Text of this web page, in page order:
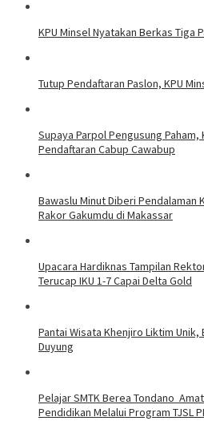
KPU Minsel Nyatakan Berkas Tiga
Tutup Pendaftaran Paslon, KPU
Supaya Parpol Pengusung Paham,
Pendaftaran Cabup Cawabup
Bawaslu Minut Diberi Pendalaman
Rakor Gakumdu di Makassar
Upacara Hardiknas Tampilan
Terucap IKU 1-7 Capai Delta Gold
Pantai Wisata Khenjiro Liktim Unik,
Duyung
Pelajar SMTK Berea Tondano
Pendidikan Melalui Program TJSL